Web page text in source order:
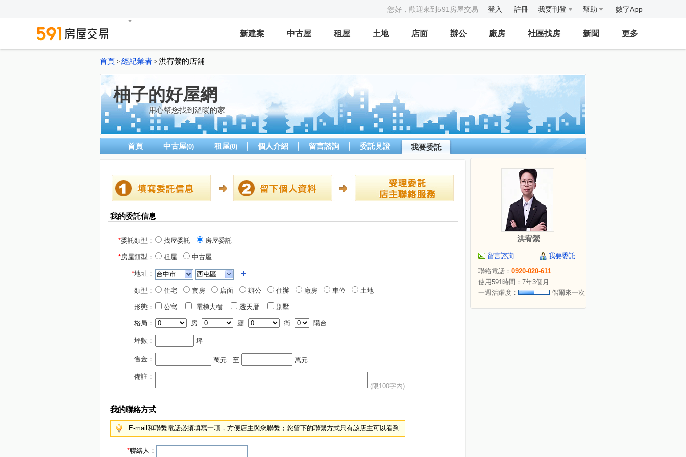
您好，歡迎來到591房屋交易 登入 註冊 我要刊登 幫助 數字App
新建案 中古屋 租屋 土地 店面 辦公 廠房 社區找房 新聞 更多
首頁 > 經紀業者 > 洪宥縈的店舖
柚子的好屋網
用心幫您找到溫暖的家
首頁 中古屋(0) 租屋(0) 個人介紹 留言諮詢 委託見證 我要委託
我的委託信息
*委託類型： 找屋委託 房屋委託
*房屋類型： 租屋 中古屋
*地址：
類型： 住宅 套房 店面 辦公 住辦 廠房 車位 土地
形態： 公寓 電梯大樓 透天厝 別墅
格局： 房 廳 衛 陽台
坪數： 坪
售金： 萬元 至 萬元
備註：
(限100字內)
我的聯絡方式
E-mail和聯繫電話必須填寫一項，方便店主與您聯繫；您留下的聯繫方式只有該店主可以看到
*聯絡人：
洪宥縈
留言諮詢
我要委託
聯絡電話： 0920-020-611
使用591時間：7年3個月
一週活躍度：
偶爾來一次